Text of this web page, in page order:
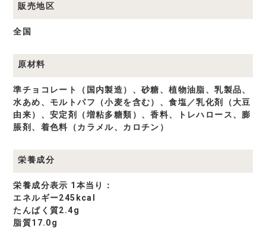
販売地区
全国
原材料
準チョコレート（国内製造）、砂糖、植物油脂、乳製品、
水あめ、モルトパフ（小麦を含む）、食塩／乳化剤（大豆
由来）、安定剤（増粘多糖類）、香料、トレハロース、膨
脹剤、着色料（カラメル、カロチン）
栄養成分
栄養成分表示 1本当り：
エネルギー245kcal
たんぱく質2.4g
脂質17.0g